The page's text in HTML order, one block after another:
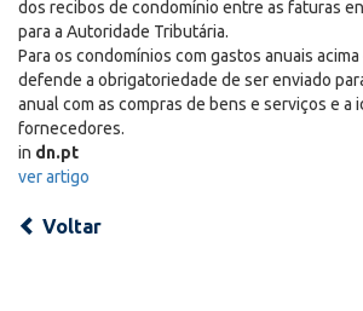
dos recibos de condomínio entre as faturas
para a Autoridade Tributária.
Para os condomínios com gastos anuais
defende a obrigatoriedade de ser enviado
anual com as compras de bens e serviços e a
fornecedores.
in dn.pt
ver artigo
Voltar